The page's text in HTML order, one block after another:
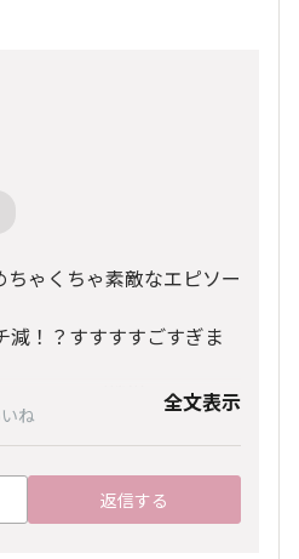
ゃくちゃ素敵なエピソー
減！？すすすすごすぎま
てとてもご機嫌になりま
ね 全文表示
返信する